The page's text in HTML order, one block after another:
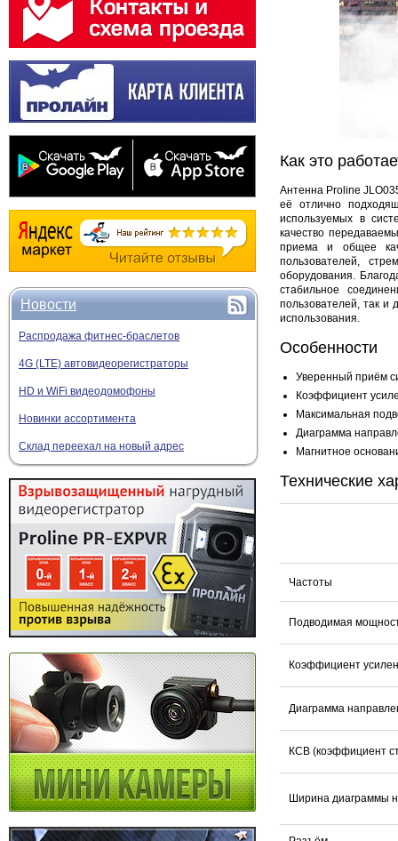
Новости
Распродажа фитнес-браслетов
4G (LTE) автовидеорегистраторы
HD и WiFi видеодомофоны
Новинки ассортимента
Склад переехал на новый адрес
Как это
Антенна Proline
её отлично
используемых в
качество
приема и общее
пользователей,
оборудования.
стабильное
пользователей, так и
использования.
Особенности
Уверенный приём
Коэффициент
Максимальная
Диаграмма
Магнитное
Технические
Частоты
Подводимая
Коэффициент
Диаграмма
КСВ (коэффициент
Ширина диаграммы